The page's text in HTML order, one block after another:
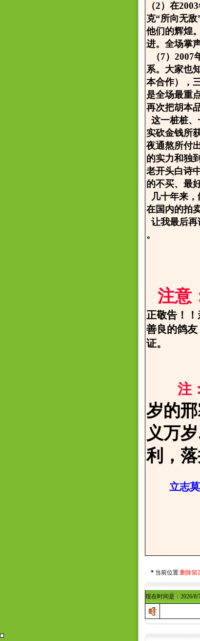
（2）在
克“所向无
他们的辉煌
进。全场掌
（7）2007
系。大家也
本合作），
是全场最重
再次把胡本
这一桩桩
实砍金钱所
夜通熬所付
的实力和独
老开头白诗
的不买、最
几十年来
在国内的拍
让我最后
。
邢
注意
正敬告！
善良的鸽
证。
注：
岁的
义万
利，落
立志
邢
* 当前位置:删除留
现在时间是：2026/8/